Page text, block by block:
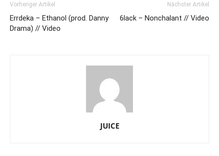
Vorheriger Artikel
Errdeka – Ethanol (prod. Danny
Drama) // Video
Nächster Artikel
6lack – Nonchalant // Video
JUICE